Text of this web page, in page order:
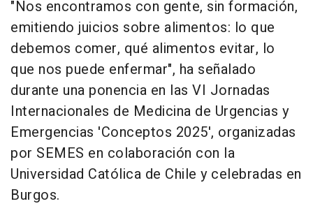
"Nos encontramos con gente, sin formación,
emitiendo juicios sobre alimentos: lo que
debemos comer, qué alimentos evitar, lo
que nos puede enfermar", ha señalado
durante una ponencia en las VI Jornadas
Internacionales de Medicina de Urgencias y
Emergencias 'Conceptos 2025', organizadas
por SEMES en colaboración con la
Universidad Católica de Chile y celebradas en
Burgos.